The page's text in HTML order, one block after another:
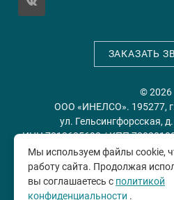
ЗАКАЗАТЬ
© 2026
ООО «ИНЕЛСО». 195277,
ул. Гельсингфорсская,
ИНН 7813635698 / КПП
Политика
соглашение
Мы используем файлы cookie,
работу сайта. Продолжая
вы соглашаетесь с политикой
конфиденциальности .